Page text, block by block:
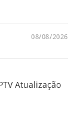
08/08/2026